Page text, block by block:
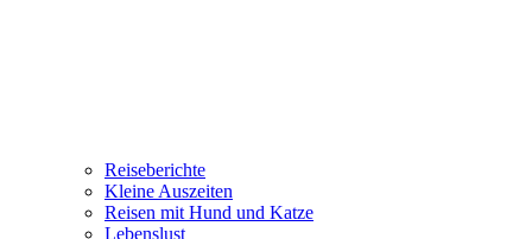
Reiseberichte
Kleine Auszeiten
Reisen mit Hund und Katze
Lebenslust